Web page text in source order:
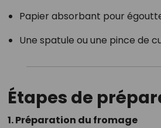
Papier absorbant pour
Une spatule ou une pince de
Étapes de
1. Préparation du fromage